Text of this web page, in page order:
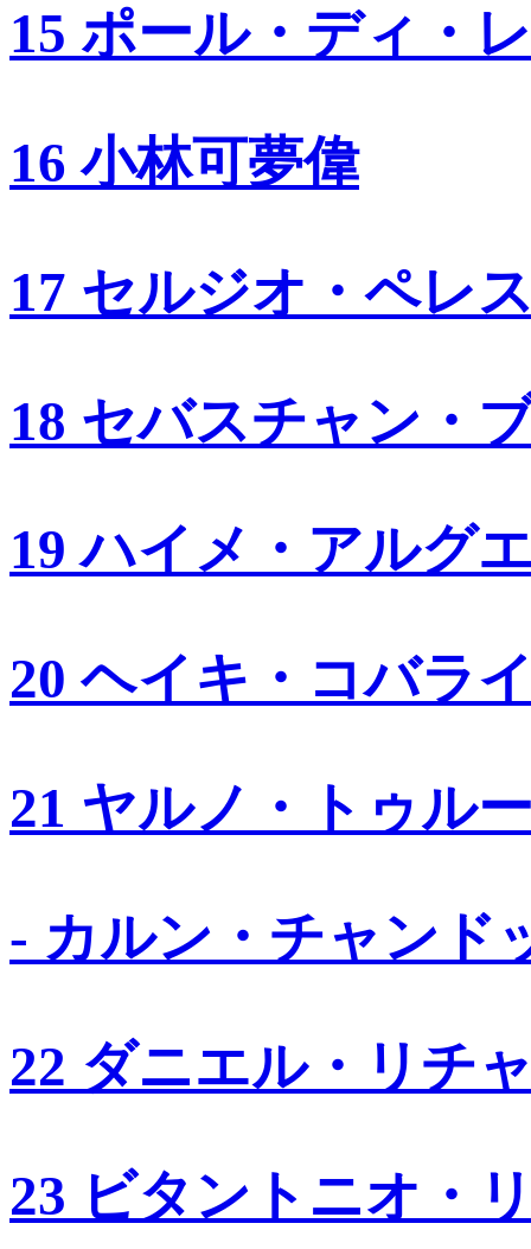
15 ポール・ディ・
16 小林可夢偉
17 セルジオ・ペレ
18 セバスチャン・
19 ハイメ・アルグ
20 ヘイキ・コバラ
21 ヤルノ・トゥル
- カルン・チャンド
22 ダニエル・リチ
23 ビタントニオ・